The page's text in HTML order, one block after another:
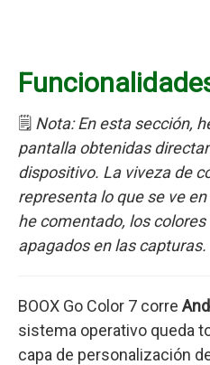
🗒️ Nota: En esta sección,
pantalla obtenidas
dispositivo. La viveza de
representa lo que se ve
he comentado, los
apagados en las capturas.
BOOX Go Color 7 corre
sistema operativo queda
capa de personalización